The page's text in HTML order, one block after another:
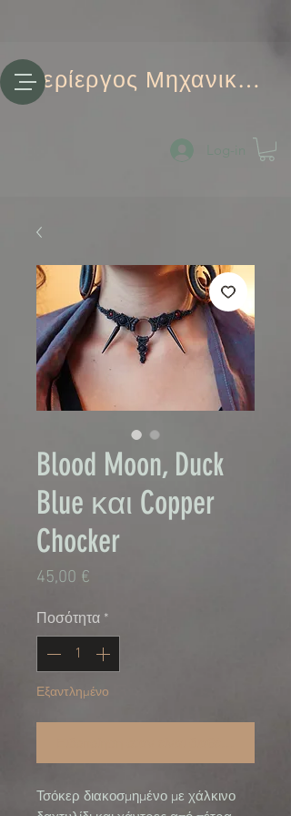
Περίεργος Μηχανικός
Log-in
Blood Moon, Duck
Blue και Copper
Chocker
45,00 €
Ποσότητα *
Εξαντλημένο
Τσόκερ διακοσμημένο με χάλκινο